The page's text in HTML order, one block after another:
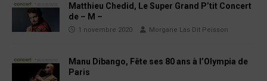
Matthieu Chedid, Le Super Grand P’tit Concert
de – M –
1 novembre 2020 Morgane Las Dit Peisson
Manu Dibango, Fête ses 80 ans à l’Olympia de
Paris